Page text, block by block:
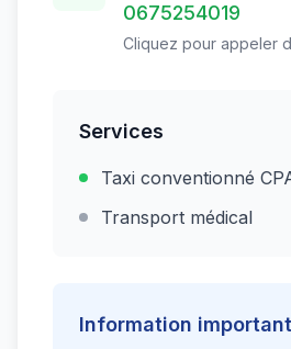
0675254019
Cliquez pour appeler
Services
Taxi conventionné
Transport médical
Information